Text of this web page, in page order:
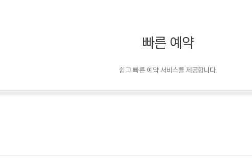
빠른 예약
쉽고 빠른 예약 서비스를 제공합니다.